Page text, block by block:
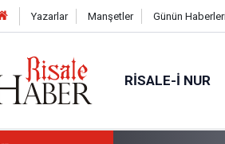
Yazarlar Manşetler Günün
RISALE-I NUR